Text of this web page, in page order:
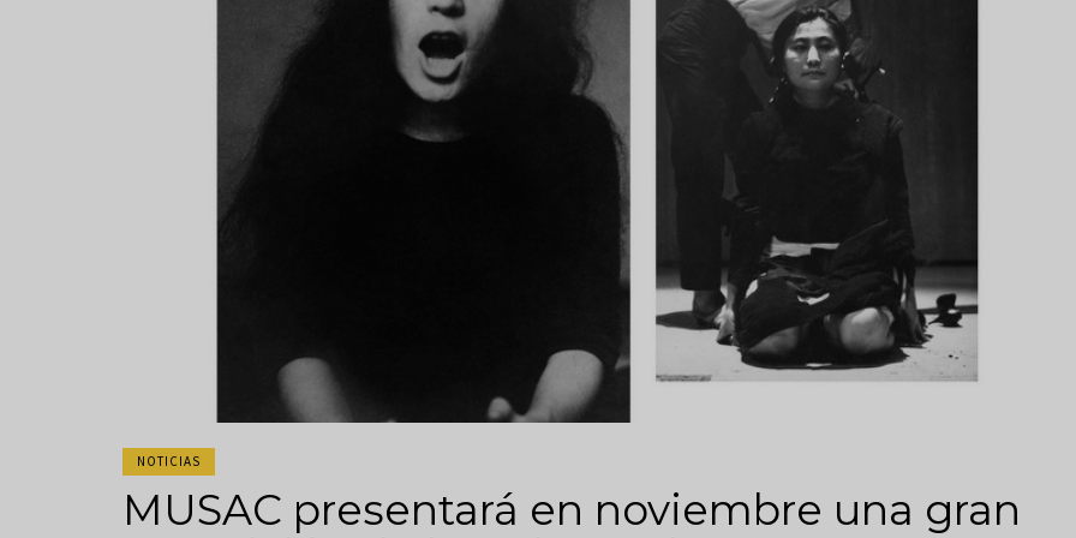
NOTICIAS
MUSAC presentará en noviembre una gran